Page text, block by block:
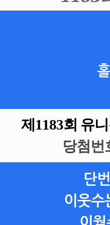
제1183회 유
당첨번
단
이웃수